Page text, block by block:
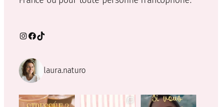
Instagram Facebook TikTok
laura.naturo